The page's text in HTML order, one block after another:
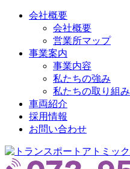
会社概要
会社概要
営業所マップ
事業案内
事業内容
私たちの強み
私たちの取り組み
車両紹介
採用情報
お問い合わせ